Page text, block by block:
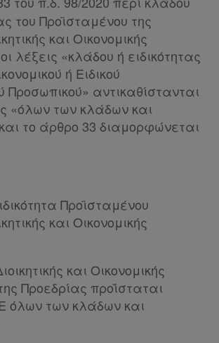
του Προϊσταμένου της
και Οικονομικής
λέξεις «κλάδου ή ειδικότητας
ή Ειδικού
Προσωπικού» αντικαθίστανται
«όλων των κλάδων και
και το άρθρο 33 διαμορφώνεται
Προϊσταμένου
και Οικονομικής
και Οικονομικής
Προεδρίας προΐσταται
όλων των κλάδων και